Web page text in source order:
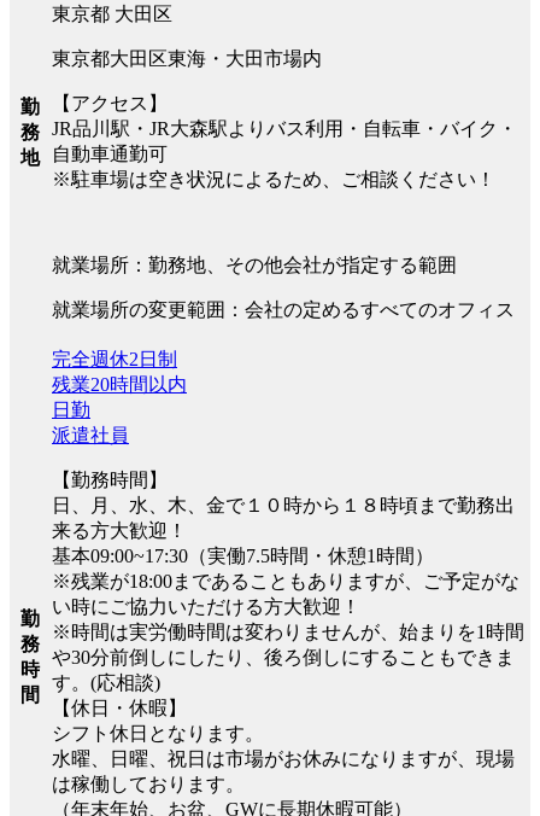
勤
務
地
東京都 大田区
東京都大田区東海・大田市場内
【アクセス】
JR品川駅・JR大森駅よりバス利用・自転車・バイク・
自動車通勤可
※駐車場は空き状況によるため、ご相談ください！
就業場所：勤務地、その他会社が指定する範囲
就業場所の変更範囲：会社の定めるすべてのオフィス
勤
務
時
間
完全週休2日制
残業20時間以内
日勤
派遣社員
【勤務時間】
日、月、水、木、金で１０時から１８時頃まで勤務出
来る方大歓迎！
基本09:00~17:30（実働7.5時間・休憩1時間）
※残業が18:00まであることもありますが、ご予定がな
い時にご協力いただける方大歓迎！
※時間は実労働時間は変わりませんが、始まりを1時間
や30分前倒しにしたり、後ろ倒しにすることもできま
す。(応相談)
【休日・休暇】
シフト休日となります。
水曜、日曜、祝日は市場がお休みになりますが、現場
は稼働しております。
（年末年始、お盆、GWに長期休暇可能）